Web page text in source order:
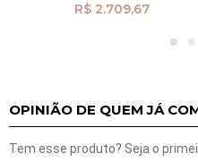
R$ 2.709,67
OPINIÃO DE QUEM JÁ
Tem esse produto? Seja o